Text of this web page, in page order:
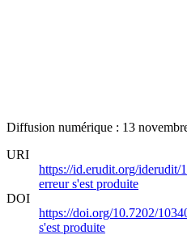
Diffusion numérique : 13
URI
https://id.erudit.org/iderudit/
erreur s'est produite
DOI
https://doi.org/10.7202/
s'est produite